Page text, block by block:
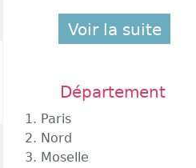
Voir la suite
Département
1. Paris
2. Nord
3. Moselle